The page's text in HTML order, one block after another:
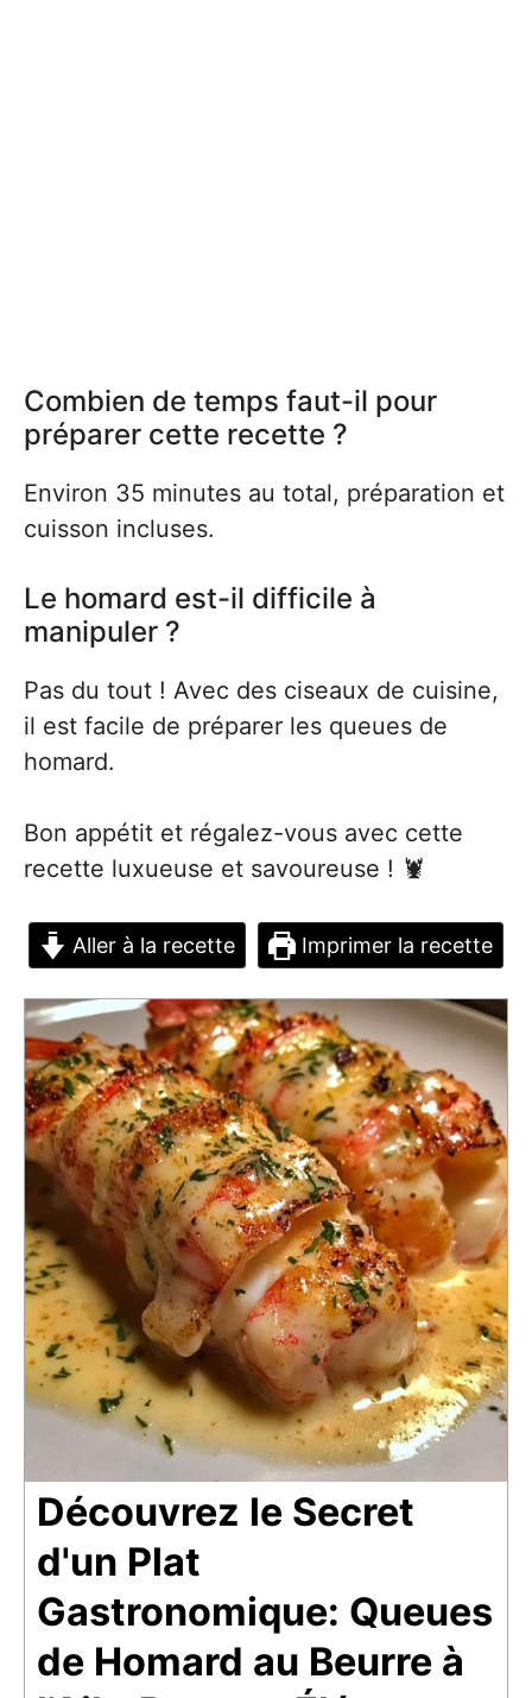
Combien de temps faut-il pour
préparer cette recette ?
Environ 35 minutes au total, préparation et
cuisson incluses.
Le homard est-il difficile à
manipuler ?
Pas du tout ! Avec des ciseaux de cuisine,
il est facile de préparer les queues de
homard.
Bon appétit et régalez-vous avec cette
recette luxueuse et savoureuse ! 🦞
Aller à la recette Imprimer la recette
Découvrez le Secret
d'un Plat
Gastronomique: Queues
de Homard au Beurre à